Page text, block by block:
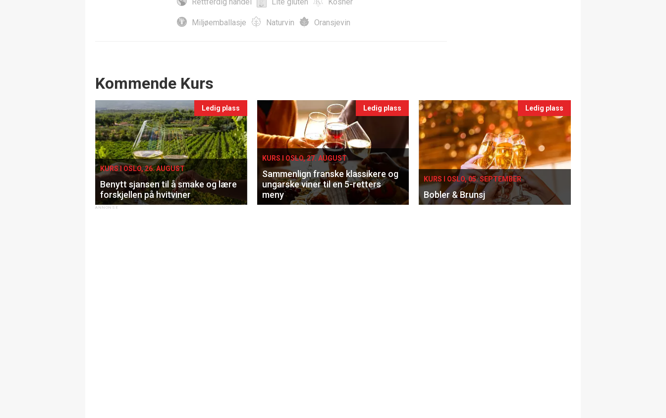
Miljøemballasje Naturvin Oransjevin
Events
Kommende Kurs
Ledig plass
KURS I OSLO, 26. AUGUST
Benytt sjansen til å smake og lære
forskjellen på hvitviner
Ledig plass
KURS I OSLO, 27. AUGUST
Sammenlign franske klassikere og
ungarske viner til en 5-retters
meny
Ledig plass
KURS I OSLO, 05. SEPTEMBER
Bobler & Brunsj